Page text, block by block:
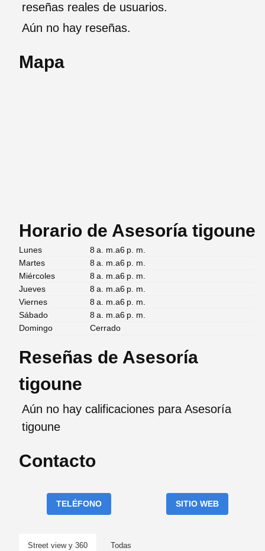
reseñas reales de usuarios.
Aún no hay reseñas.
Mapa
Horario de Asesoría tigoune
Lunes
8 a. m.a6 p. m.
Martes
8 a. m.a6 p. m.
Miércoles
8 a. m.a6 p. m.
Jueves
8 a. m.a6 p. m.
Viernes
8 a. m.a6 p. m.
Sábado
8 a. m.a6 p. m.
Domingo
Cerrado
Reseñas de Asesoría
tigoune
Aún no hay calificaciones para Asesoría
tigoune
Contacto
TELÉFONO SITIO WEB
Street view y 360 Todas